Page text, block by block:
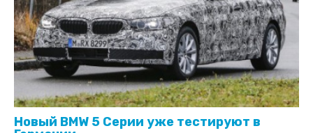
Новый BMW 5 Серии уже тестируют в